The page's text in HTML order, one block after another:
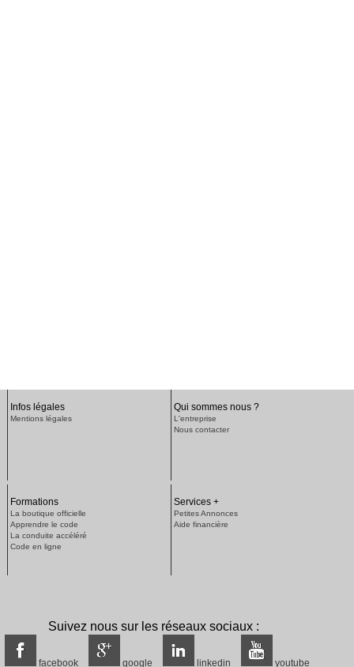
Infos légales
Mentions légales
Qui sommes nous ?
L'entreprise
Nous contacter
Formations
La boutique officielle
Apprendre le code
La conduite accéléré
Code en ligne
Services +
Petites Annonces
Aide financière
Suivez nous sur les réseaux sociaux :
facebook google linkedin youtube